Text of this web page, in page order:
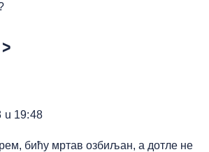
u 19:48
бићу мртав озбиљан, а дотле не